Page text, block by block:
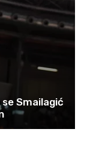
se Smailagić